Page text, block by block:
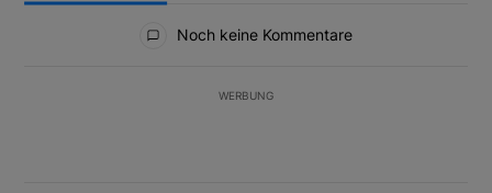
Noch keine Kommentare
WERBUNG